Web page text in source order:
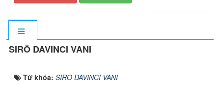
SIRÔ DAVINCI VANI
Từ khóa: SIRÔ DAVINCI VANI